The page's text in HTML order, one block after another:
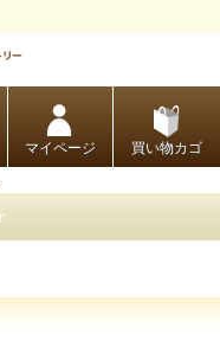
マイページ 買い物カゴ